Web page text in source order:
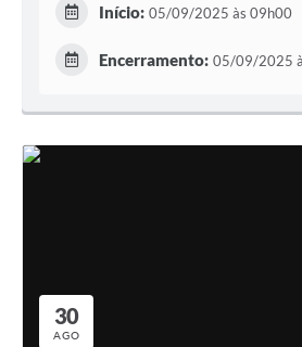
Início: 05/09/2025 às 09h00
Encerramento: 05/09/2025
30
AGO